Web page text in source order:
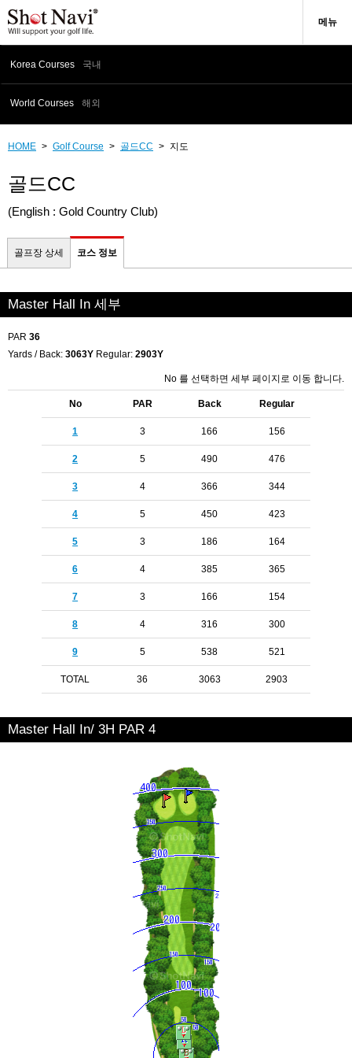
메뉴
Korea Courses 국내
World Courses 해외
HOME > Golf Course > 골드CC > 지도
골드CC
(English : Gold Country Club)
골프장 상세 코스 정보
Master Hall In 세부
PAR 36
Yards / Back: 3063Y Regular: 2903Y
No 를 선택하면 세부 페이지로 이동 합니다.
No PAR Back Regular
1 3 166 156
2 5 490 476
3 4 366 344
4 5 450 423
5 3 186 164
6 4 385 365
7 3 166 154
8 4 316 300
9 5 538 521
TOTAL 36 3063 2903
Master Hall In/ 3H PAR 4